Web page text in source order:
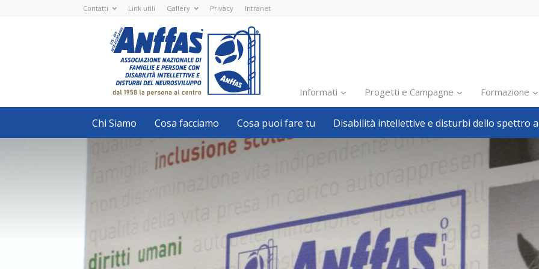
Contatti Link utili Gallery Privacy Intranet
Nazionale
ETS
-
APS
Associazione
Nazionale
di
Famiglie
e
con
disabilità
intellettive
neurosviluppo
Informati
Inclusione scolastica
Inclusione lavorativa
Politiche sociali
Pillole
Formazione
Avvisi, bandi
Welfare locale
Progetti e Campagne Formazione
Chi Siamo Cosa facciamo Cosa puoi fare tu Disabilità intellettive e disturbi dello spettro